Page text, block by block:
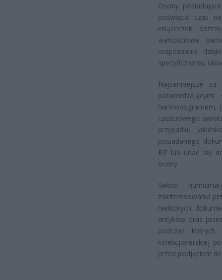
Osoby
poświęcić czas
książeczek
wartościowe
rozpoznania
specyficznemu
Najcenniejsze
harmonogramem,
częściowego
przypadku
posiadanego
BP lub udać się
oceny.
Sektor
zainteresowania
niektórych
antyków oraz
podczas
kolekcjonerskiej
przed podjęciem